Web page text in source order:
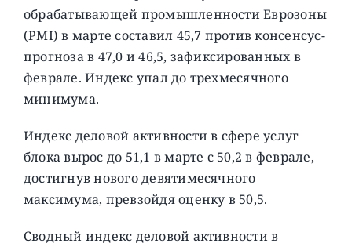
обрабатывающей промышленности Еврозоны
(PMI) в марте составил 45,7 против консенсус-
прогноза в 47,0 и 46,5, зафиксированных в
феврале. Индекс упал до трехмесячного
минимума.
Индекс деловой активности в сфере услуг
блока вырос до 51,1 в марте с 50,2 в феврале,
достигнув нового девятимесячного
максимума, превзойдя оценку в 50,5.
Сводный индекс деловой активности в